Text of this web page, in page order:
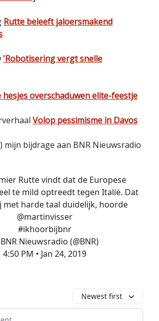
Rutte beleeft jaloersmakend
'Robotisering vergt snelle
hesjes overschaduwen elite-feestje
Volop pessimisme in Davos
mijn bijdrage aan BNR Nieuwsradio
Rutte vindt dat de Europese
te mild optreedt tegen Italië. Dat
met harde taal duidelijk, hoorde
@martinvisser
#ikhoorbijbnr
Nieuwsradio (@BNR)
4:50 PM • Jan 24, 2019
Newest first